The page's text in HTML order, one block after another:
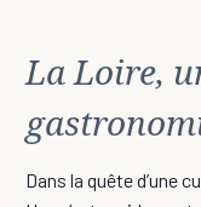
La Loire,
Dans la quête d’une